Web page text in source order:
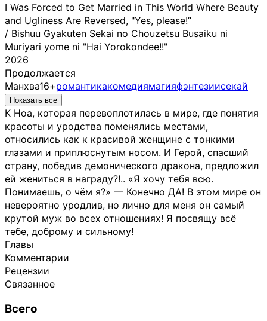
I Was Forced to Get Married in This World Where Beauty
and Ugliness Are Reversed, "Yes, please!”
/ Bishuu Gyakuten Sekai no Chouzetsu Busaiku ni
Muriyari yome ni "Hai Yorokondee!!"
2026
Продолжается
Манхва16+романтикакомедиямагияфэнтезиисекай
Показать все
К Ноа, которая перевоплотилась в мире, где понятия
красоты и уродства поменялись местами,
относились как к красивой женщине с тонкими
глазами и приплюснутым носом. И Герой, спасший
страну, победив демонического дракона, предложил
ей жениться в награду?!.. «Я хочу тебя всю.
Понимаешь, о чём я?» — Конечно ДА! В этом мире он
невероятно уродлив, но лично для меня он самый
крутой муж во всех отношениях! Я посвящу всё
тебе, доброму и сильному!
Главы
Комментарии
Рецензии
Связанное
Всего